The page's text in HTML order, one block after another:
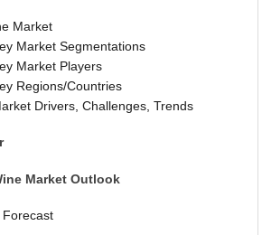
Market
Market Segmentations
Market Players
Regions/Countries
Drivers, Challenges, Trends
Market Outlook
Forecast